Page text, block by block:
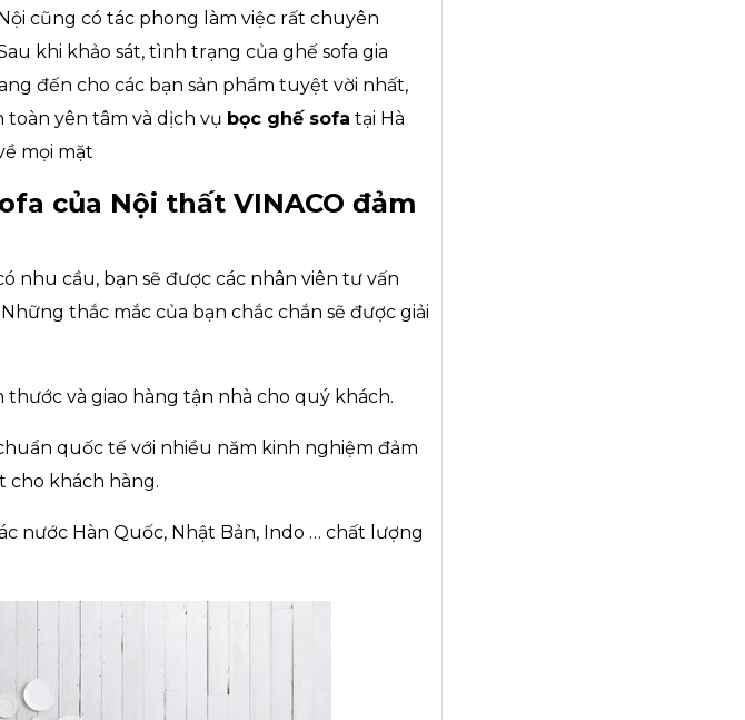
cũng có tác phong làm việc rất chuyên
khi khảo sát, tình trạng của ghế sofa gia
đến cho các bạn sản phẩm tuyệt vời nhất,
yên tâm và dịch vụ bọc ghế sofa tại Hà
mọi mặt
của Nội thất VINACO đảm
nhu cầu, bạn sẽ được các nhân viên tư vấn
thắc mắc của bạn chắc chắn sẽ được giải
và giao hàng tận nhà cho quý khách.
quốc tế với nhiều năm kinh nghiệm đảm
cho khách hàng.
nước Hàn Quốc, Nhật Bản, Indo … chất lượng